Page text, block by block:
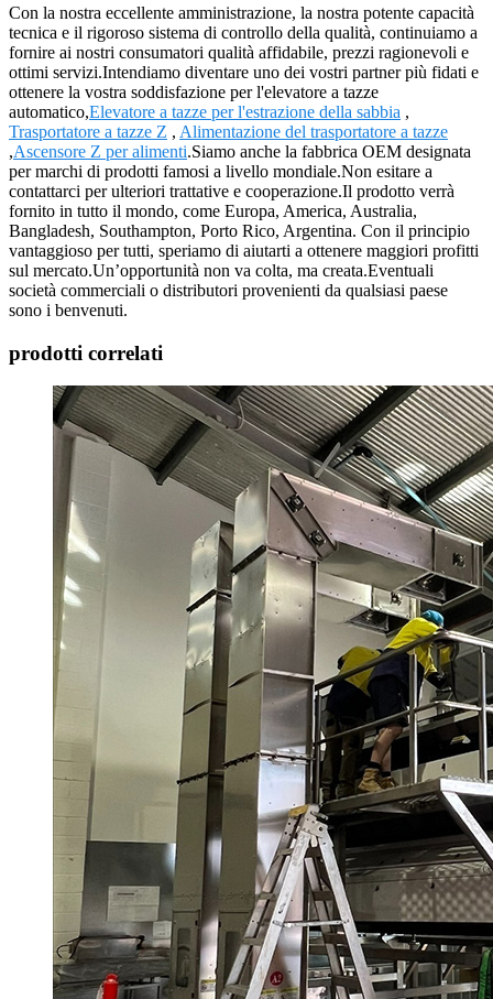
Con la nostra eccellente amministrazione, la nostra potente capacità
tecnica e il rigoroso sistema di controllo della qualità, continuiamo a
fornire ai nostri consumatori qualità affidabile, prezzi ragionevoli e
ottimi servizi.Intendiamo diventare uno dei vostri partner più fidati e
ottenere la vostra soddisfazione per l'elevatore a tazze
automatico,Elevatore a tazze per l'estrazione della sabbia ,
Trasportatore a tazze Z , Alimentazione del trasportatore a tazze
,Ascensore Z per alimenti.Siamo anche la fabbrica OEM designata
per marchi di prodotti famosi a livello mondiale.Non esitare a
contattarci per ulteriori trattative e cooperazione.Il prodotto verrà
fornito in tutto il mondo, come Europa, America, Australia,
Bangladesh, Southampton, Porto Rico, Argentina. Con il principio
vantaggioso per tutti, speriamo di aiutarti a ottenere maggiori profitti
sul mercato.Un’opportunità non va colta, ma creata.Eventuali
società commerciali o distributori provenienti da qualsiasi paese
sono i benvenuti.
prodotti correlati